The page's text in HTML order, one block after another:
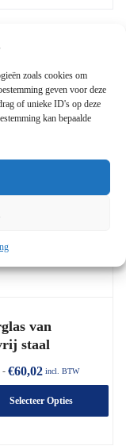
zoals cookies om
geven voor deze
of unieke ID's op deze
kan bepaalde
van
staal
- €60,02 incl. BTW
Selecteer Opties